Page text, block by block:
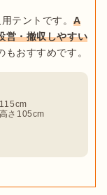
テントです。 A
営・撤収しやすい
さ105cm